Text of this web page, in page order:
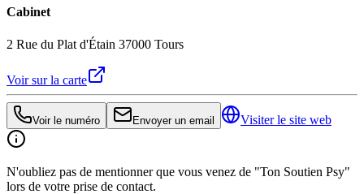
Cabinet
2 Rue du Plat d'Étain 37000 Tours
Voir sur la carte
Voir le numéro Envoyer un email Visiter le site web
N'oubliez pas de mentionner que vous venez de "Ton Soutien Psy"
lors de votre prise de contact.